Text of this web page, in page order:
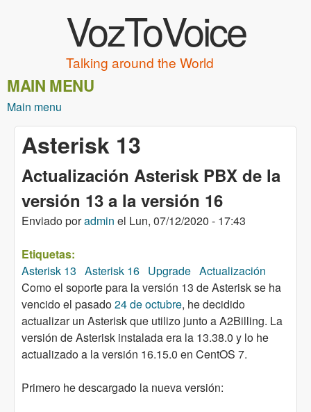
VozToVoice
Talking around the World
MAIN MENU
Main menu
Asterisk 13
Actualización Asterisk PBX de la
versión 13 a la versión 16
Enviado poradmin el Lun, 07/12/2020 - 17:43
Etiquetas:
Asterisk 13 Asterisk 16 Upgrade Actualización
Como el soporte para la versión 13 de Asterisk se ha
vencido el pasado24 de octubre, he decidido
actualizar un Asterisk que utilizo junto a A2Billing. La
versión de Asterisk instalada era la 13.38.0 y lo he
actualizado a la versión 16.15.0 en CentOS 7.
Primero he descargado la nueva versión: